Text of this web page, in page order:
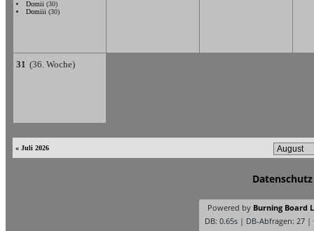
Domii (30)
Domiii (30)
31 (36. Woche)
« Juli 2026
Datenschutz
Powered by Burning Board
DB: 0.65s | DB-Abfragen: 27 |